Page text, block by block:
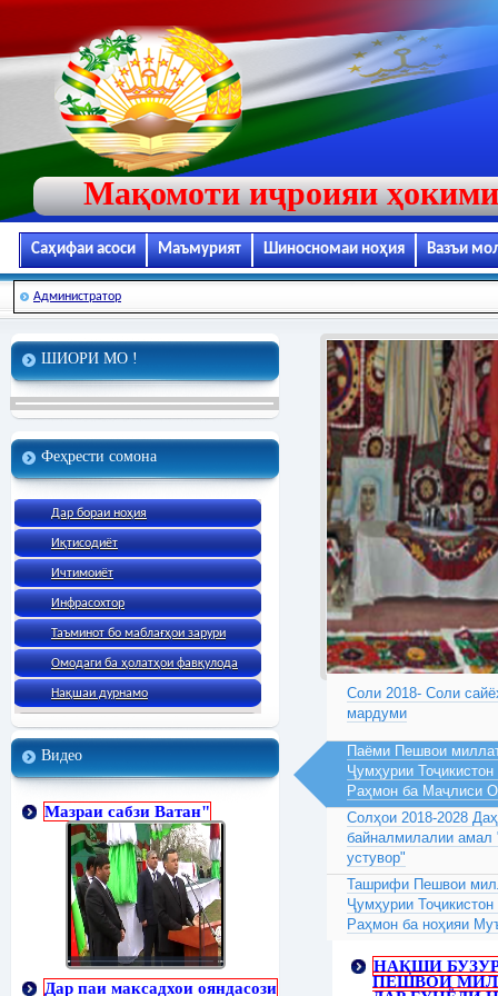
Мақомоти иҷроияи
Саҳифаи асоси Маъмурият Шиносномаи ноҳия Вазъи
Администратор
ШИОРИ МО !
Феҳрести сомона
Дар бораи ноҳия
Иқтисодиёт
Ичтимоиёт
Инфрасохтор
Таъминот бо маблағҳои зарури
Омодаги ба ҳолатҳои фавқулода
Нақшаи дурнамо
Видео
Мазраи сабзи Ватан"
Дар паи максадхои ояндасози
Соли 2018- Соли
мардуми
Паёми Пешвои
Ҷумҳурии
Раҳмон ба Маҷлиси
Солҳои 2018-2028
байналмилалии
устувор"
Ташрифи Пешвои
Ҷумҳурии
Раҳмон ба ноҳияи
НАҚШИ
ПЕШВОИ